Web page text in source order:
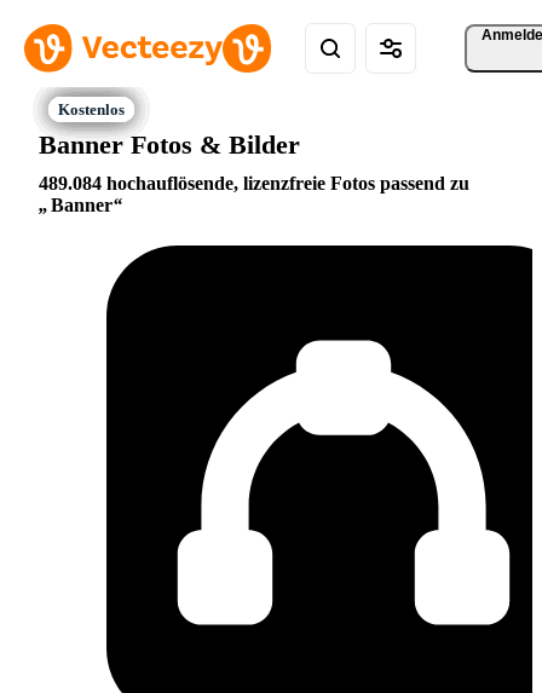
Banner Fotos & Bilder
489.084 hochauflösende, lizenzfreie Fotos passend zu
Banner